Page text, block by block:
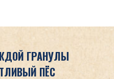
ГРАНУЛЫ
ПЁС